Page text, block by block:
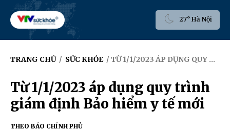
27° Hà Nội
TRANG CHỦ / SỨC KHỎE / TỪ 1/1/2023 ÁP DỤNG QUY TRÌNH GIÁM ĐỊNH BẢO HIỂM Y TẾ MỚI
Từ 1/1/2023 áp dụng quy trình
giám định Bảo hiểm y tế mới
THEO BÁO CHÍNH PHỦ